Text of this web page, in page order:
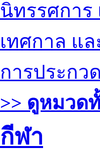
นิทรรศการ
เทศกาล แ
การประกวด
>> ดูหมวด
กีฬา